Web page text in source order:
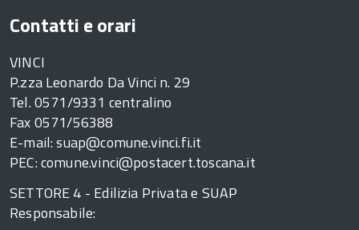
Contatti e orari
VINCI
P.zza Leonardo Da Vinci n. 29
Tel. 0571/9331 centralino
Fax 0571/56388
E-mail: suap@comune.vinci.fi.it
PEC: comune.vinci@postacert.toscana.it
SETTORE 4 - Edilizia Privata e SUAP
Responsabile: